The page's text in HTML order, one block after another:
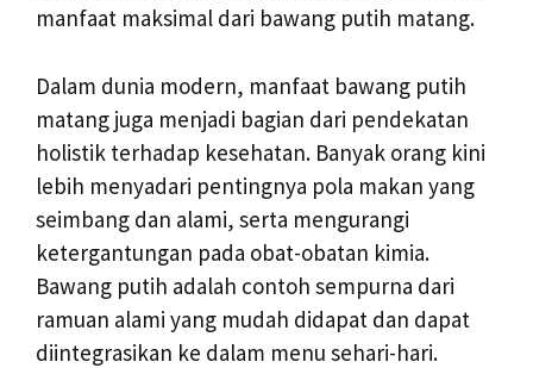
manfaat maksimal dari bawang putih matang.
Dalam dunia modern, manfaat bawang putih
matang juga menjadi bagian dari pendekatan
holistik terhadap kesehatan. Banyak orang kini
lebih menyadari pentingnya pola makan yang
seimbang dan alami, serta mengurangi
ketergantungan pada obat-obatan kimia.
Bawang putih adalah contoh sempurna dari
ramuan alami yang mudah didapat dan dapat
diintegrasikan ke dalam menu sehari-hari.